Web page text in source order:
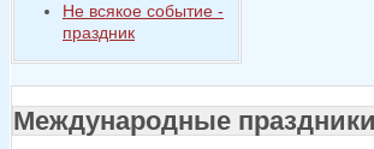
Не всякое событие -
праздник
Международные праздники